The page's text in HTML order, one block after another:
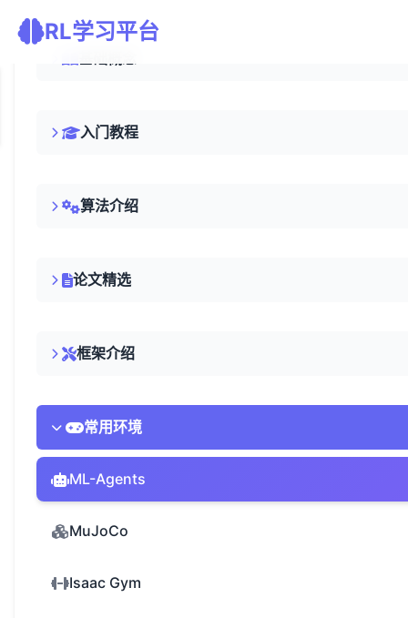
RL学习平台
入门教程
算法介绍
论文精选
框架介绍
常用环境
ML-Agents
MuJoCo
Isaac Gym